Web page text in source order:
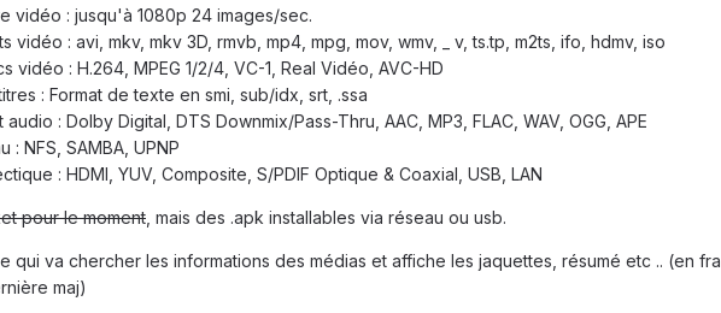
vidéo : jusqu'à 1080p 24 images/sec.
vidéo : avi, mkv, mkv 3D, rmvb, mp4, mpg, mov, wmv, _ v, ts.tp, m2ts, ifo, hdmv, iso
vidéo : H.264, MPEG 1/2/4, VC-1, Real Vidéo, AVC-HD
: Format de texte en smi, sub/idx, srt, .ssa
audio : Dolby Digital, DTS Downmix/Pass-Thru, AAC, MP3, FLAC, WAV, OGG, APE
: NFS, SAMBA, UPNP
: HDMI, YUV, Composite, S/PDIF Optique & Coaxial, USB, LAN
pour le moment , mais des .apk installables via réseau ou usb.
qui va chercher les informations des médias et affiche les jaquettes, résumé etc .. (en
maj)